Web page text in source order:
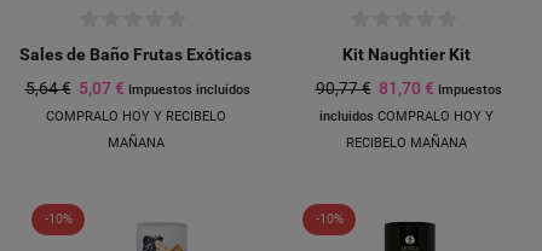
Sales de Baño Frutas Exóticas
5,64 € 5,07 € Impuestos incluidos
COMPRALO HOY Y RECIBELO
MAÑANA
Kit Naughtier Kit
90,77 € 81,70 € Impuestos
incluidos COMPRALO HOY Y
RECIBELO MAÑANA
-10% -10%